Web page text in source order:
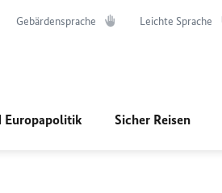
Gebärdensprache Leichte Sprache
Europapolitik Sicher Reisen